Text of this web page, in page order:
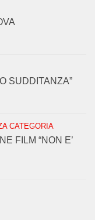
SUDDITANZA”
CATEGORIA
FILM “NON E’